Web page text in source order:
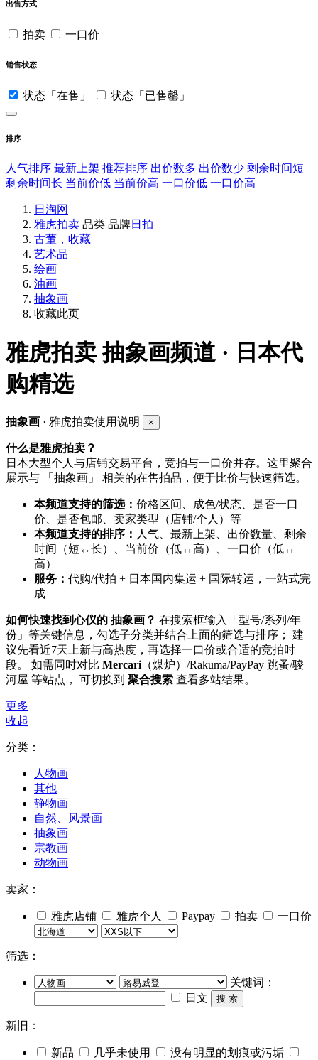
出售方式
拍卖 一口价
销售状态
状态「在售」 状态「已售罄」
排序
人气排序 最新上架 推荐排序 出价数多 出价数少 剩余时间短
剩余时间长 当前价低 当前价高 一口价低 一口价高
日淘网
雅虎拍卖 品类 品牌日拍
古董，收藏
艺术品
绘画
油画
抽象画
收藏此页
雅虎拍卖抽象画频道 · 日本代
购精选
抽象画 · 雅虎拍卖使用说明 ×
什么是雅虎拍卖？
日本大型个人与店铺交易平台，竞拍与一口价并存。这里聚合
展示与 「抽象画」 相关的在售拍品，便于比价与快速筛选。
本频道支持的筛选： 价格区间、成色/状态、是否一口
价、是否包邮、卖家类型（店铺/个人）等
本频道支持的排序： 人气、最新上架、出价数量、剩余
时间（短↔长）、当前价（低↔高）、一口价（低↔
高）
服务： 代购/代拍 + 日本国内集运 + 国际转运，一站式完
成
如何快速找到心仪的 抽象画？ 在搜索框输入「型号/系列/年
份」等关键信息，勾选子分类并结合上面的筛选与排序； 建
议先看近7天上新与高热度，再选择一口价或合适的竞拍时
段。 如需同时对比 Mercari （煤炉）/Rakuma/PayPay 跳蚤/骏
河屋 等站点， 可切换到 聚合搜索 查看多站结果。
更多
收起
分类：
人物画
其他
静物画
自然、风景画
抽象画
宗教画
动物画
卖家：
雅虎店铺 雅虎个人 Paypay 拍卖 一口价
筛选：
关键词：
日文
搜 索
新旧：
新品 几乎未使用
没有明显的划痕或污垢